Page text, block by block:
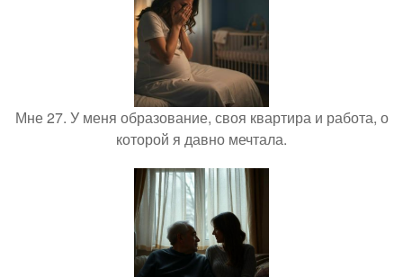
Мне 27. У меня образование, своя квартира и работа, о
которой я давно мечтала.